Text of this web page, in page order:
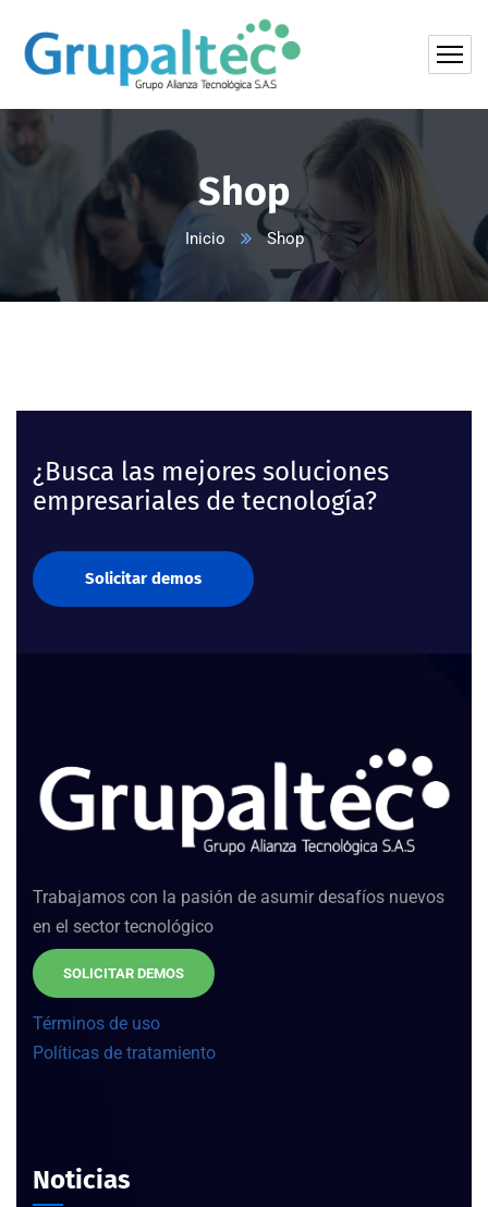
Shop
Inicio Shop
¿Busca las mejores soluciones
empresariales de tecnología?
Solicitar demos
Trabajamos con la pasión de asumir desafíos nuevos
en el sector tecnológico
SOLICITAR DEMOS
Términos de uso
Políticas de tratamiento
Noticias